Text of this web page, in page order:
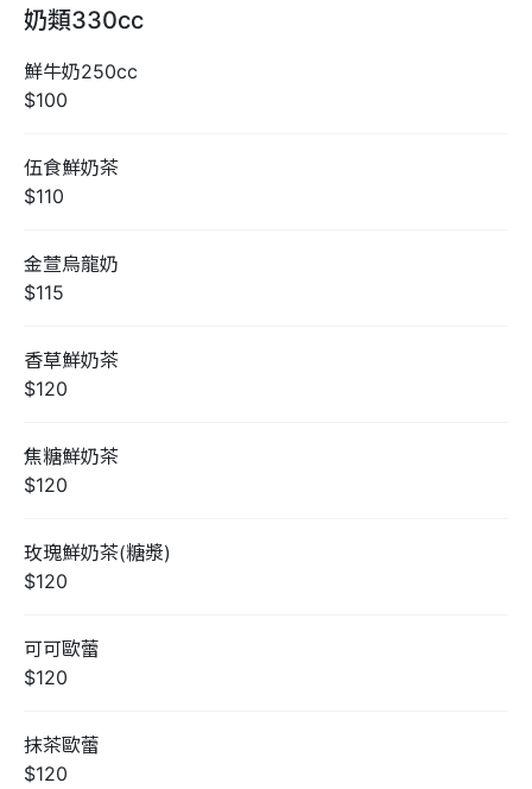
奶類330cc
鮮牛奶250cc
$100
伍食鮮奶茶
$110
金萱烏龍奶
$115
香草鮮奶茶
$120
焦糖鮮奶茶
$120
玫瑰鮮奶茶(糖漿)
$120
可可歐蕾
$120
抹茶歐蕾
$120